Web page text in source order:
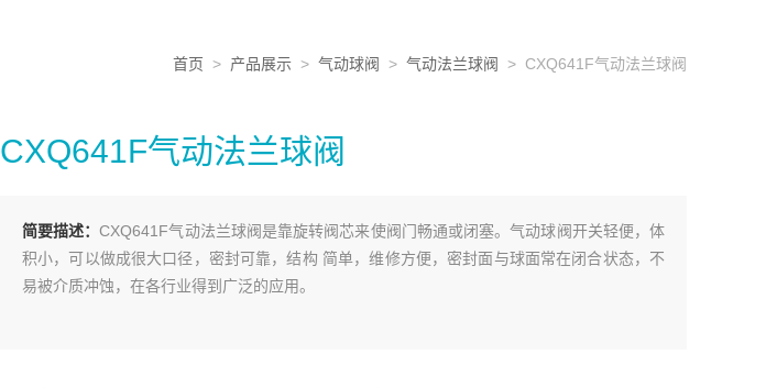
首页 > 产品展示 > 气动球阀 > 气动法兰球阀 > CXQ641F气动法兰球阀
CXQ641F气动法兰球阀
简要描述：CXQ641F气动法兰球阀是靠旋转阀芯来使阀门畅通或闭塞。气动球阀开关轻便，体
积小，可以做成很大口径，密封可靠，结构 简单，维修方便，密封面与球面常在闭合状态，不
易被介质冲蚀，在各行业得到广泛的应用。